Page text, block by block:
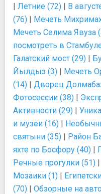
| Летние (72) | В
(76) | Мечеть
Мечеть Селима Явуза
посмотреть в
Галатский мост (29) |
Йылдыз (3) | Мечеть
(14) | Дворец
Фотосессии (38) |
Активности (29) |
и музеи (16) |
святыни (35) | Район
яхте по Босфору (40) |
Речные прогулки (51) |
Мозаики (1) |
(70) | Обзорные на